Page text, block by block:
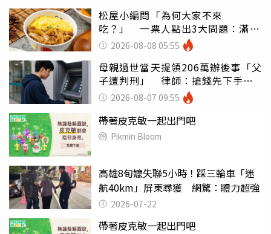
松屋小編問「為何大家不來
吃？」 一票人點出3大問題：滿手
好牌打到爛
2026-08-08 05:55
母親過世當天提領206萬辦後事「父
子遭判刑」 律師：搶錢先下手是
罪 2026-08-07 09:55
帶著皮克敏一起出門吧
Pikmin Bloom
高雄8旬嬤失聯5小時！踩三輪車「迷
航40km」屏東尋獲 網驚：體力超強
2026-07-22
帶著皮克敏一起出門吧